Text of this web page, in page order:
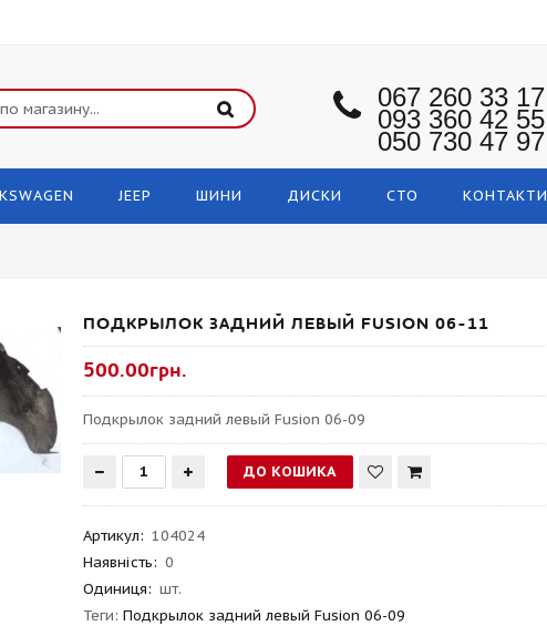
067 260 33 17
093 360 42 55
050 730 47 97
JEEP ШИНИ ДИСКИ СТО КОНТАКТИ
ПОДКРЫЛОК ЗАДНИЙ ЛЕВЫЙ FUSION 06-11
500.00грн.
Подкрылок задний левый Fusion 06-09
Артикул: 104024
Наявність: 0
Одиниця: шт.
Теги:Подкрылок задний левый Fusion 06-09